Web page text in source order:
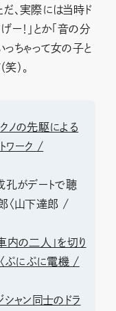
だ、実際には当時ド
ー！」とか「音の分
っちゃって女の子と
）。
ノの先駆による
ワーク /
孔がデートで聴
〈山下達郎 /
内の二人」を切り
〈ぷにぷに電機 /
ャン同士のドラ